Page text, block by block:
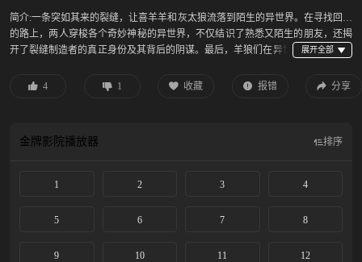
简介:一条突如其来的裂缝，让喜羊羊和灰太狼流落到陌生的异世界。在寻找回家
的路上，两人穿梭各个奇妙神秘的异世界，不仅结识了熟悉又陌生的朋友，还揭
开了裂缝制造者的真正身份及其背后的阴谋。最后，羊狼们在异世
4
1 收藏 报错 分享
金牌影院播放器 排序
1 2 3 4
5 6 7 8
9 10 11 12